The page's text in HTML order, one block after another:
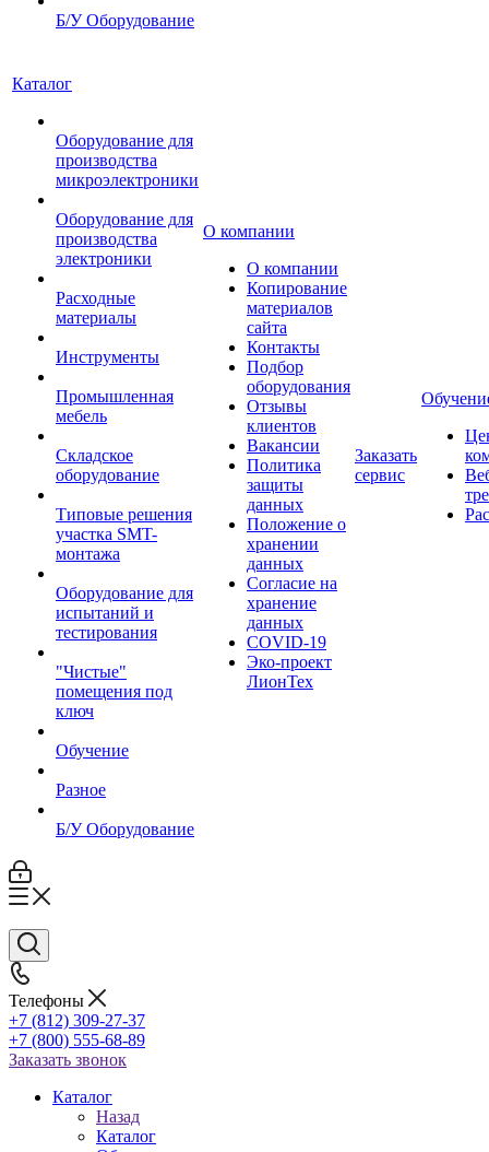
Б/У Оборудование
Каталог
Оборудование для
производства
микроэлектроники
Оборудование для
производства
электроники
Расходные
материалы
Инструменты
Промышленная
мебель
Складское
оборудование
Типовые решения
участка SMT-
монтажа
Оборудование для
испытаний и
тестирования
"Чистые"
помещения под
ключ
Обучение
Разное
Б/У Оборудование
О компании
О компании
Копирование
материалов
сайта
Контакты
Подбор
оборудования
Отзывы
клиентов
Вакансии
Политика
защиты
данных
Положение о
хранении
данных
Согласие на
хранение
данных
COVID-19
Эко-проект
ЛионТех
Заказать
сервис
Телефоны
+7 (812) 309-27-37
+7 (800) 555-68-89
Заказать звонок
Каталог
Назад
Каталог